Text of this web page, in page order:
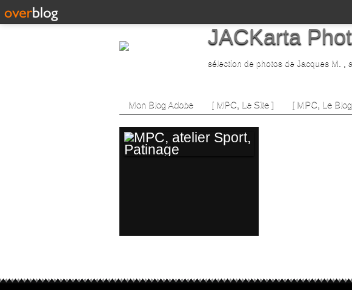
JACKarta
sélection de photos de Jacques M. ,
Mon Blog Adobe [ MPC, Le Site ] [ MPC, Le